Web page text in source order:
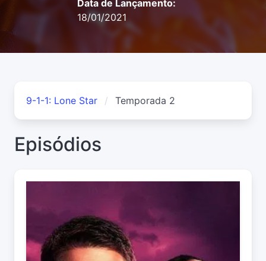
Data de Lançamento:
18/01/2021
9-1-1: Lone Star Temporada 2
Episódios